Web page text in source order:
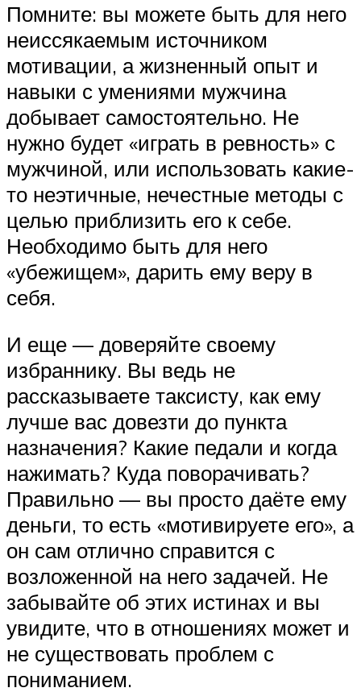
Помните: вы можете быть для него
неиссякаемым источником
мотивации, а жизненный опыт и
навыки с умениями мужчина
добывает самостоятельно. Не
нужно будет «играть в ревность» с
мужчиной, или использовать какие-
то неэтичные, нечестные методы с
целью приблизить его к себе.
Необходимо быть для него
«убежищем», дарить ему веру в
себя.
И еще — доверяйте своему
избраннику. Вы ведь не
рассказываете таксисту, как ему
лучше вас довезти до пункта
назначения? Какие педали и когда
нажимать? Куда поворачивать?
Правильно — вы просто даёте ему
деньги, то есть «мотивируете его», а
он сам отлично справится с
возложенной на него задачей. Не
забывайте об этих истинах и вы
увидите, что в отношениях может и
не существовать проблем с
пониманием.